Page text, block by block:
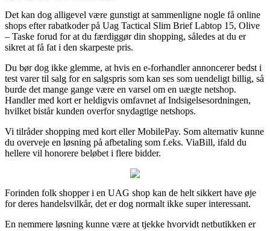
Det kan dog alligevel være gunstigt at sammenligne nogle få online
shops efter rabatkoder på Uag Tactical Slim Brief Labtop 15, Olive
– Taske forud for at du færdiggør din shopping, således at du er
sikret at få fat i den skarpeste pris.
Du bør dog ikke glemme, at hvis en e-forhandler annoncerer bedst i
test varer til salg for en salgspris som kan ses som uendeligt billig, så
burde det mange gange være en varsel om en uægte netshop.
Handler med kort er heldigvis omfavnet af Indsigelsesordningen,
hvilket bistår kunden overfor snydagtige netshops.
Vi tilråder shopping med kort eller MobilePay. Som alternativ kunne
du overveje en løsning på afbetaling som f.eks. ViaBill, ifald du
hellere vil honorere beløbet i flere bidder.
Forinden folk shopper i en UAG shop kan de helt sikkert have øje
for deres handelsvilkår, det er dog normalt ikke super interessant.
En nemmere løsning kunne være at tjekke hvorvidt netbutikken er